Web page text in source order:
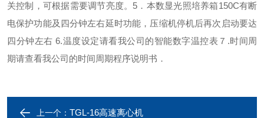
关控制，可根据需要调节亮度。 5．本数显光照培养箱150C有断
电保护功能及四分钟左右延时功能，压缩机停机后再次启动要达
四分钟左右 6.温度设定请看我公司的智能数字温控表 ７.时间周
期请查看我公司的时间周期程序说明书．
上一个： TGL-16高速离心机